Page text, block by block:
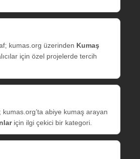
kumas.org üzerinden Kumaş
için özel projelerde tercih
kumas.org’ta abiye kumaş arayan
için ilgi çekici bir kategori.